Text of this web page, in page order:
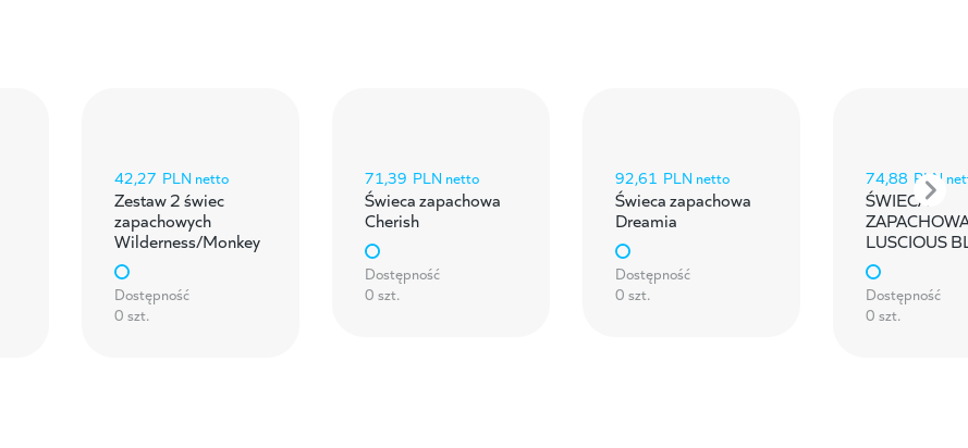
42,27 PLN netto
Zestaw 2 świec
zapachowych
Wilderness/Monkey
Dostępność
0 szt.
71,39 PLN netto
Świeca zapachowa
Cherish
Dostępność
0 szt.
92,61 PLN netto
Świeca zapachowa
Dreamia
Dostępność
0 szt.
74,88 PLN
ŚWIECA
LUSCIOUS
Dostępność
0 szt.